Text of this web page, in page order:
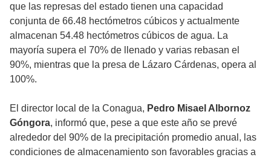
que las represas del estado tienen una capacidad
conjunta de 66.48 hectómetros cúbicos y actualmente
almacenan 54.48 hectómetros cúbicos de agua. La
mayoría supera el 70% de llenado y varias rebasan el
90%, mientras que la presa de Lázaro Cárdenas, opera al
100%.
El director local de la Conagua, Pedro Misael Albornoz
Góngora, informó que, pese a que este año se prevé
alrededor del 90% de la precipitación promedio anual, las
condiciones de almacenamiento son favorables gracias a